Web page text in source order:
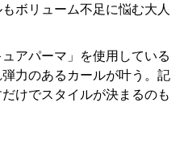
ボリューム不足に悩む大人
アパーマ」を使用している
力のあるカールが叶う。記
けでスタイルが決まるのも